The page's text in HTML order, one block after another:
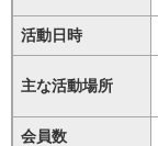
活動日時
主な活動場所
会員数